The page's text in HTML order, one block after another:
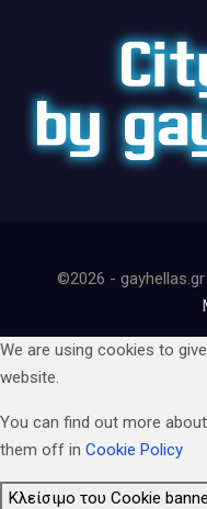
©2026 -
We are using cookies to
website.
You can find out more
them off in Cookie Policy
Κλείσιμο του Cookie